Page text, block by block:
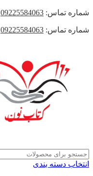
شماره تماس: 09225584063
شماره تماس: 09225584063
انتخاب دسته بندی